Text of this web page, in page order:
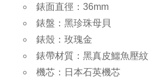
錶面直徑：36mm
錶盤：黑珍珠母貝
錶殼：玫瑰金
錶帶材質：黑真皮鱷魚壓紋
機芯：日本石英機芯